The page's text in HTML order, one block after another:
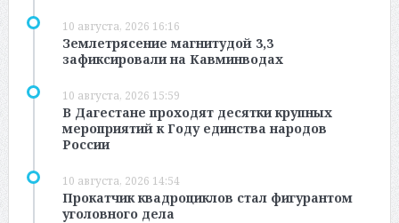
10 августа, 2026 16:16
Землетрясение магнитудой 3,3
зафиксировали на Кавминводах
10 августа, 2026 15:59
В Дагестане проходят десятки крупных
мероприятий к Году единства народов
России
10 августа, 2026 14:54
Прокатчик квадроциклов стал фигурантом
уголовного дела